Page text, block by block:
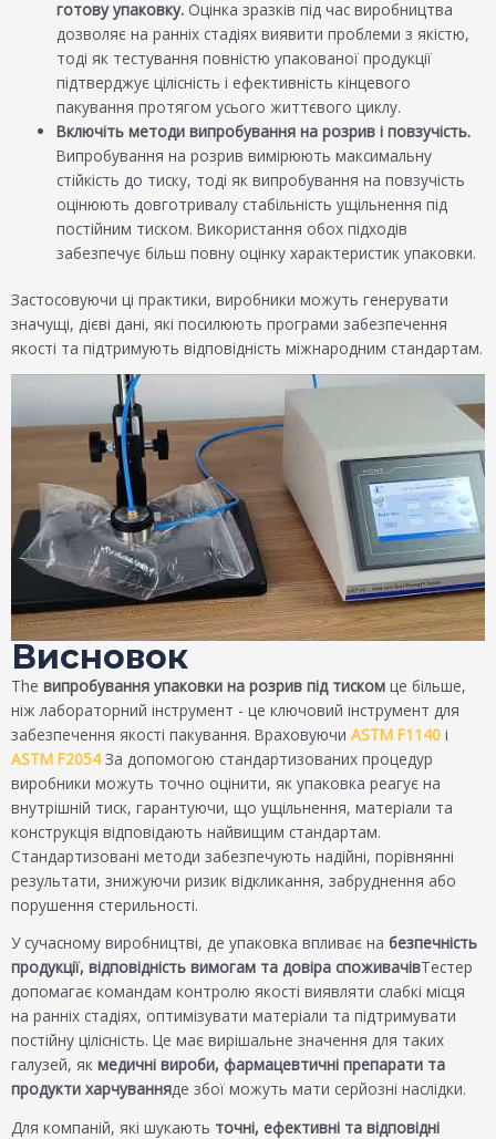
готову упаковку. Оцінка зразків під час виробництва
дозволяє на ранніх стадіях виявити проблеми з якістю,
тоді як тестування повністю упакованої продукції
підтверджує цілісність і ефективність кінцевого
пакування протягом усього життєвого циклу.
Включіть методи випробування на розрив і повзучість.
Випробування на розрив вимірюють максимальну
стійкість до тиску, тоді як випробування на повзучість
оцінюють довготривалу стабільність ущільнення під
постійним тиском. Використання обох підходів
забезпечує більш повну оцінку характеристик упаковки.
Застосовуючи ці практики, виробники можуть генерувати
значущі, дієві дані, які посилюють програми забезпечення
якості та підтримують відповідність міжнародним стандартам.
Висновок
The випробування упаковки на розрив під тиском це більше,
ніж лабораторний інструмент - це ключовий інструмент для
забезпечення якості пакування. Враховуючи ASTM F1140 і
ASTM F2054За допомогою стандартизованих процедур
виробники можуть точно оцінити, як упаковка реагує на
внутрішній тиск, гарантуючи, що ущільнення, матеріали та
конструкція відповідають найвищим стандартам.
Стандартизовані методи забезпечують надійні, порівнянні
результати, знижуючи ризик відкликання, забруднення або
порушення стерильності.
У сучасному виробництві, де упаковка впливає на безпечність
продукції, відповідність вимогам та довіра споживачівТестер
допомагає командам контролю якості виявляти слабкі місця
на ранніх стадіях, оптимізувати матеріали та підтримувати
постійну цілісність. Це має вирішальне значення для таких
галузей, як медичні вироби, фармацевтичні препарати та
продукти харчуванняде збої можуть мати серйозні наслідки.
Для компаній, які шукають точні, ефективні та відповідні